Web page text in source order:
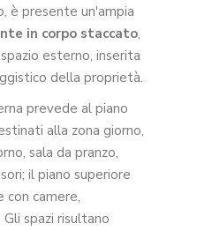
è presente un'ampia
in corpo staccato,
esterno, inserita
della proprietà.
prevede al piano
alla zona giorno,
sala da pranzo,
il piano superiore
camere,
spazi risultano